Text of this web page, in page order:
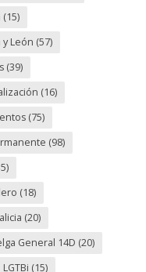
(15)
y León (57)
(39)
(16)
(75)
(98)
(18)
(20)
General 14D (20)
LGTBi (15)